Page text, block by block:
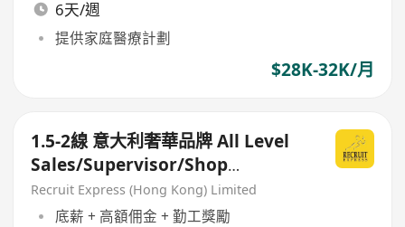
6天/週
提供家庭醫療計劃
$28K-32K/月
1.5-2線 意大利奢華品牌 All Level
Sales/Supervisor/Shop
Manager 25-60k (Open可傾!)
Recruit Express (Hong Kong) Limited
底薪 + 高額佣金 + 勤工獎勵